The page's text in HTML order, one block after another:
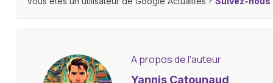
A propos de l'auteur
Yannis Catounaud